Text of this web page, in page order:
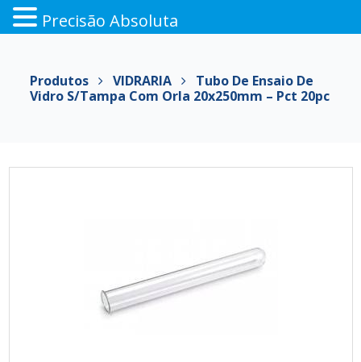
conteúdo
Produtos VIDRARIA
Tubo De Ensaio De
Vidro S/Tampa Com Orla 20x250mm – Pct 20pc
Precisão Absoluta